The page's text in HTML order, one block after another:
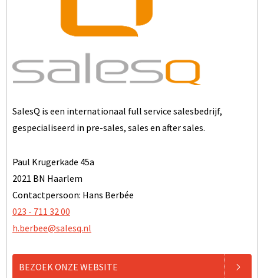
SalesQ is een internationaal full service salesbedrijf,
gespecialiseerd in pre-sales, sales en after sales.
Paul Krugerkade 45a
2021 BN Haarlem
Contactpersoon: Hans Berbée
023 - 711 32 00
h.berbee@salesq.nl
BEZOEK ONZE WEBSITE